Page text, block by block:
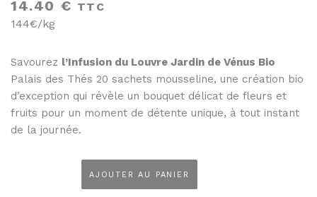
JUS ET SIROPS
MIELS
PRUNEAUX
THÉS ET INFUSIONS
PANIERS GOURMANDS
MOINS DE 20€
ENTRE 20€ ET 50€
MOINS DE 20€
ENTRE 20€ ET 50€
PLUS DE 50€
À commander et retirer en boutique
14.40 € TTC
144€/kg
Savourez l’Infusion du Louvre Jardin de Vénus Bio
Palais des Thés 20 sachets mousseline, une création bio
d’exception qui révèle un bouquet délicat de fleurs et
fruits pour un moment de détente unique, à tout instant
de la journée.
AJOUTER AU PANIER